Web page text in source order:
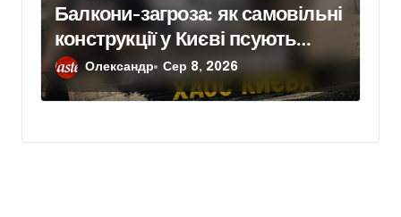
Балкони-загроза: як самовільні
конструкції у Києві псують
фасади будинків і ставлять під
ризик сусідів
Олександр Сер 8, 2026